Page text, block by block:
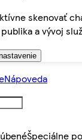
skenovať
a vývoj
Nápoveda
Špeciálne